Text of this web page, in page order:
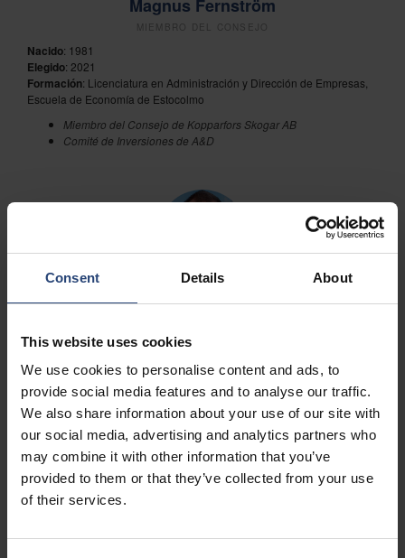
Consent Details About
This website uses cookies
We use cookies to personalise content and ads, to
provide social media features and to analyse our traffic.
We also share information about your use of our site with
our social media, advertising and analytics partners who
may combine it with other information that you’ve
provided to them or that they’ve collected from your use
of their services.
Magnus Fernström
MIEMBRO DEL CONSEJO
Nacido: 1981
Elegido: 2021
Formación: Licenciatura en Administración y Dirección de Empresas,
Escuela de Economía de Estocolmo
Miembro del Consejo de Kopparfors Skogar AB
Comité de Inversiones de A&D
Carl-Johan Hagman
Nacido: 1966
Formación: Máster en Derecho (LL.M). Universidad de Lund
Presidente y CEO
NYK Group Europe Limited
Miembro del Consejo de Assuranceforeningen Gard P&I
Miembro del Consejo de Rederi AB Gotland
Miembro del Consejo de la Cámara Naviera Internacional y de
Mercy Ships Sverige